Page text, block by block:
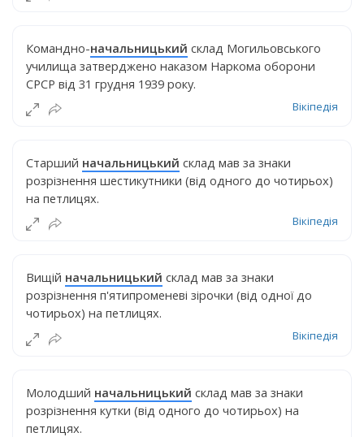
Командно-начальницький склад Могильовського
училища затверджено наказом Наркома оборони
СРСР від 31 грудня 1939 року.
Вікіпедія
Старший начальницький склад мав за знаки
розрізнення шестикутники (від одного до чотирьох)
на петлицях.
Вікіпедія
Вищій начальницький склад мав за знаки
розрізнення п'ятипроменеві зірочки (від одної до
чотирьох) на петлицях.
Вікіпедія
Молодший начальницький склад мав за знаки
розрізнення кутки (від одного до чотирьох) на
петлицях.